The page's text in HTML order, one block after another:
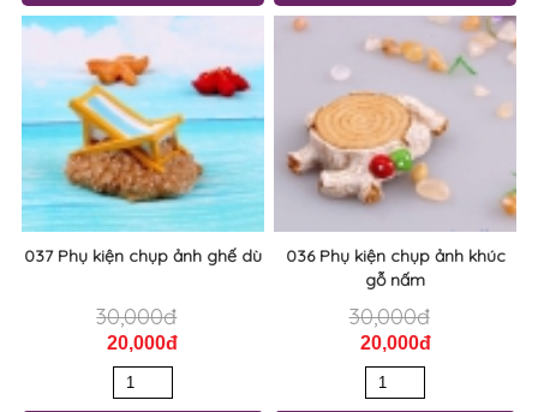
037 Phụ kiện chụp ảnh ghế dù
30,000đ
20,000đ
036 Phụ kiện chụp ảnh khúc
gỗ nấm
30,000đ
20,000đ